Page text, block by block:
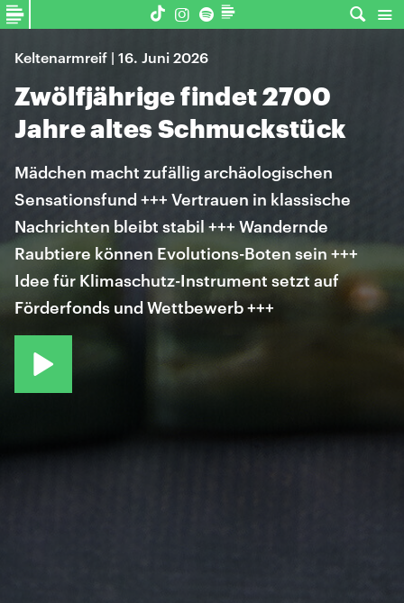
Keltenarmreif | 16. Juni 2026
Zwölfjährige findet 2700
Jahre altes Schmuckstück
Mädchen macht zufällig archäologischen
Sensationsfund +++ Vertrauen in klassische
Nachrichten bleibt stabil +++ Wandernde
Raubtiere können Evolutions-Boten sein +++
Idee für Klimaschutz-Instrument setzt auf
Förderfonds und Wettbewerb +++